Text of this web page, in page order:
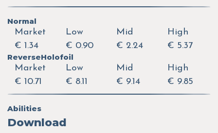
Normal
Market
€ 1.34
Low
€ 0.90
Mid
€ 2.24
High
€ 5.37
ReverseHolofoil
Market
€ 10.71
Low
€ 8.11
Mid
€ 9.14
High
€ 9.85
Abilities
Download